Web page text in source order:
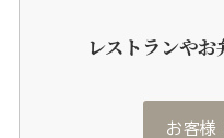
レストランや
お客様